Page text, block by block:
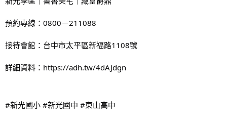
預約專線：0800－211088
接待會館：台中市太平區新福路1108號
詳細資料： https://adh.tw/4dAJdgn
#新光國小 #新光國中 #東山高中